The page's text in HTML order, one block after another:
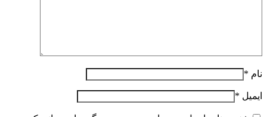
نام *
ایمیل *